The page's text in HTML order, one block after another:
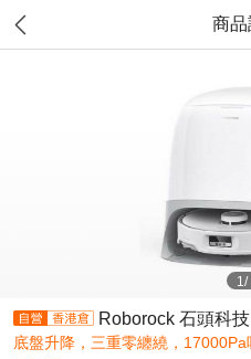
商
1/
Roborock 石頭科
底盤升降，三重零纏繞，